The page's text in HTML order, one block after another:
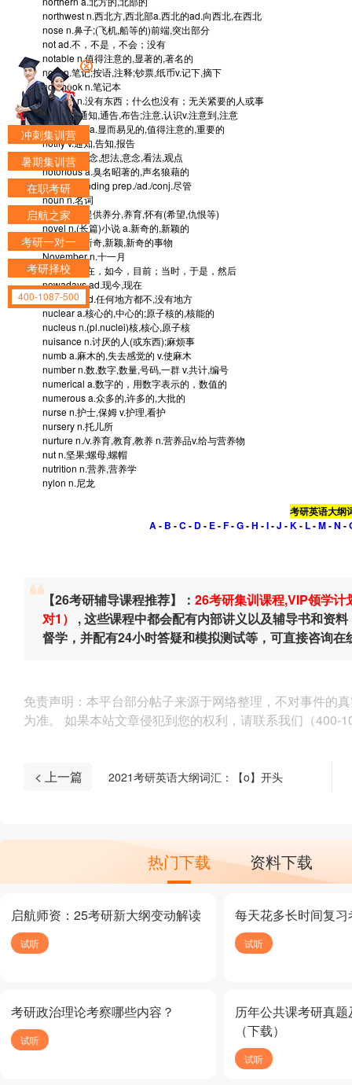
northwestn.西北方,西北部a.西北的ad.向西北,在西北
nosen.鼻子;(飞机,船等的)前端,突出部分
notad.不，不是，不会；没有
notablen.值得注意的,显著的,著名的
noten.笔记;按语,注释;钞票,纸币v.记下,摘下
notebookn.笔记本
nothingn.没有东西；什么也没有；无关紧要的人或事
notice n.通知,通告,布告;注意,认识v.注意到,注意
noticeablea.显而易见的,值得注意的,重要的
notifyv.通知,告知,报告
notionn.概念,想法,意念,看法,观点
notoriousa.臭名昭著的,声名狼藉的
notwithstanding prep./ad./conj.尽管
nounn.名词
nourish
v.提供养分,养育,怀有(希望,仇恨等)
noveln.(长篇)小说 a.新奇的,新颖的
noveltyn.新奇,新颖,新奇的事物
Novembern.十一月
nowad.现在，如今，目前；当时，于是，然后
nowadaysad.现今,现在
nowhere
ad.任何地方都不,没有地方
nucleara.核心的,中心的;原子核的,核能的
nucleusn.(pl.nuclei)核,核心,原子核
nuisancen.讨厌的人(或东西);麻烦事
numba.麻木的,失去感觉的 v.使麻木
numbern.数,数字,数量,号码,一群 v.共计,编号
numerical a.数字的，用数字表示的，数值的
numerousa.众多的,许多的,大批的
nursen.护士,保姆 v.护理,看护
nurseryn.托儿所
nurturen./v.养育,教育,教养 n.营养品v.给与营养物
nutn.坚果;螺母,螺帽
nutrition n.营养,营养学
nylon n.尼龙
考研英语大纲
A- B -C - D- E-F-G-H -I-J -K- L-M-N -
【26考研辅导课程推荐】： 26考研集训课程,VIP领学计
对1）
, 这些课程中都会配有内部讲义以及辅导书和资
督学，并配有24小时答疑和模拟测试等，可直接咨询
免责声明：本平台部分帖子来源于网络整理，不对事件的
为准。 如果本站文章侵犯到您的权利，请联系我们（400-
< 上一篇 2021考研英语大纲词汇：【o】开头
热门下载 资料下载
启航师资：25考研新大纲变动解读
试听
每天花多长时间复
试听
考研政治理论考察哪些内容？
试听
历年公共课考研真
（下载）
试听
冲刺集训营
暑期集训营
在职考研
启航之家
考研一对一
考研择校
400-1087-500